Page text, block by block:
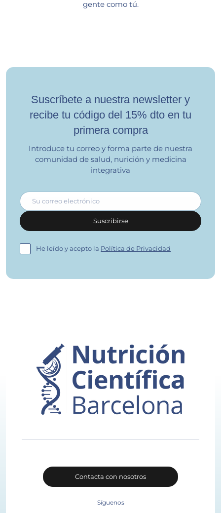
gente como tú.
Suscríbete a nuestra newsletter y
recibe tu código del 15% dto en tu
primera compra
Introduce tu correo y forma parte de nuestra
comunidad de salud, nurición y medicina
integrativa
Correo electrónico
Suscribirse
He leído y acepto la Política de Privacidad
Contacta con nosotros
Síguenos